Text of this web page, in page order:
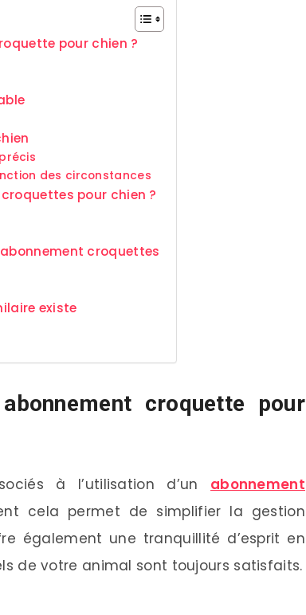
pour chien ?
des circonstances
pour chien ?
croquettes
existe
croquette pour
à l’utilisation d’un abonnement
cela permet de simplifier la gestion
également une tranquillité d’esprit en
de votre animal sont toujours satisfaits.